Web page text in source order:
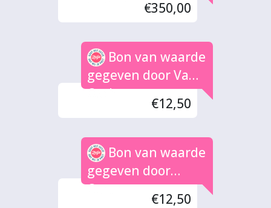
€350,00
Bon van waarde
gegeven door Van
Osch
€12,50
Bon van waarde
gegeven door
Oscar
€12,50